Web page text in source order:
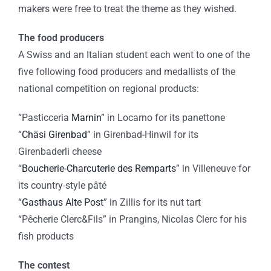
makers were free to treat the theme as they wished.
The food producers
A Swiss and an Italian student each went to one of the
five following food producers and medallists of the
national competition on regional products:
“Pasticceria Marnin” in Locarno for its panettone
“Chäsi Girenbad” in Girenbad-Hinwil for its
Girenbaderli cheese
“Boucherie-Charcuterie des Remparts” in Villeneuve for
its country-style pâté
“Gasthaus Alte Post” in Zillis for its nut tart
“Pêcherie Clerc&Fils” in Prangins, Nicolas Clerc for his
fish products
The contest